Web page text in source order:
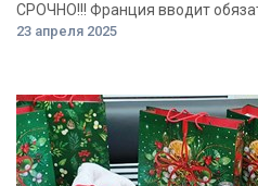
СРОЧНО!!! Франция вводит
23 апреля 2025